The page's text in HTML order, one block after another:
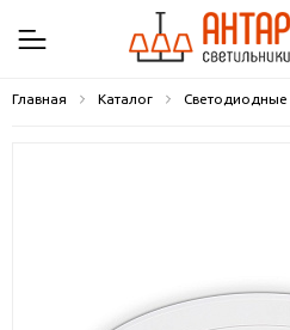
Главная Каталог Светодиодные